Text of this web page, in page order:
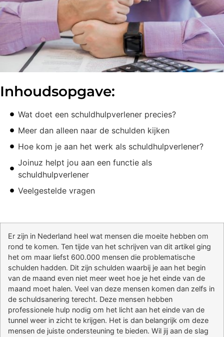
Inhoudsopgave:
Wat doet een schuldhulpverlener precies?
Meer dan alleen naar de schulden kijken
Hoe kom je aan het werk als schuldhulpverlener?
Joinuz helpt jou aan een functie als
schuldhulpverlener
Veelgestelde vragen
Er zijn in Nederland heel wat mensen die moeite hebben om
rond te komen. Ten tijde van het schrijven van dit artikel ging
het om maar liefst 600.000 mensen die problematische
schulden hadden. Dit zijn schulden waarbij je aan het begin
van de maand even niet meer weet hoe je het einde van de
maand moet halen. Veel van deze mensen komen dan zelfs in
de schuldsanering terecht. Deze mensen hebben
professionele hulp nodig om het licht aan het einde van de
tunnel weer in zicht te krijgen. Het is dan belangrijk om deze
mensen de juiste ondersteuning te bieden. Wil jij aan de slag